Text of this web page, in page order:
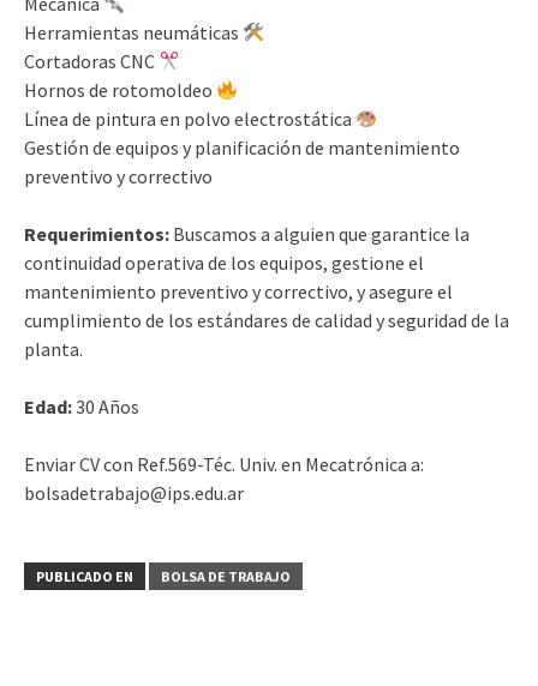
Herramientas neumáticas
Cortadoras CNC
Hornos de rotomoldeo
Línea de pintura en polvo electrostática
Gestión de equipos y planificación de mantenimiento
preventivo y correctivo
Requerimientos: Buscamos a alguien que garantice la
continuidad operativa de los equipos, gestione el
mantenimiento preventivo y correctivo, y asegure el
cumplimiento de los estándares de calidad y seguridad de la
planta.
Edad:30 Años
Enviar CV con Ref.569-Téc. Univ. en Mecatrónica a:
bolsadetrabajo@ips.edu.ar
PUBLICADO EN BOLSA DE TRABAJO